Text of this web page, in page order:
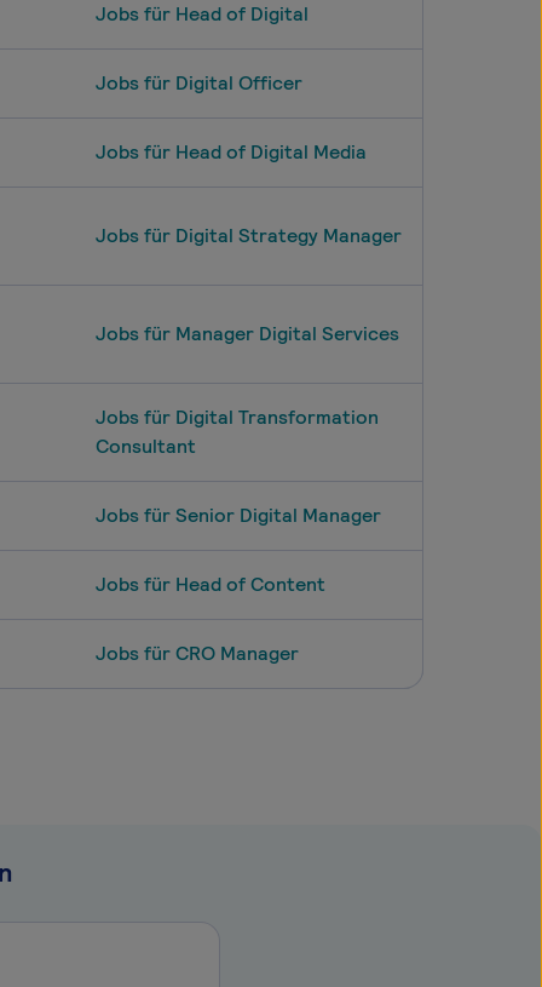
Jobs für Head of Digital
Jobs für Digital Officer
Jobs für Head of Digital Media
Jobs für Digital Strategy Manager
Jobs für Manager Digital Services
Jobs für Digital Transformation
Consultant
Jobs für Senior Digital Manager
Jobs für Head of Content
Jobs für CRO Manager